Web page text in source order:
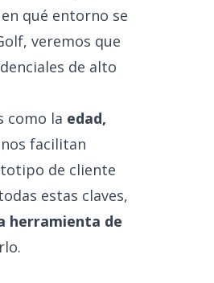
qué entorno se
veremos que
de alto
como la edad,
facilitan
de cliente
estas claves,
herramienta de